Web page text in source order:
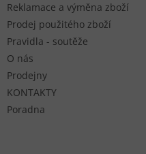
Reklamace a výměna zboží
Prodej použitého zboží
Pravidla - soutěže
O nás
Prodejny
KONTAKTY
Poradna